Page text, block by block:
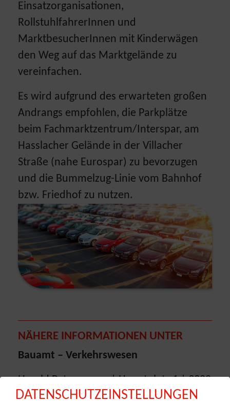
Show larger version
Einsatzorganisationen,
RollstuhlfahrerInnen und
MarktbesucherInnen mit Kinderwägen
den Weg auf das Marktgelände zu
vereinfachen.
Es wird aufgrund des erwarteten großen
Andrangs empfohlen, die Parkplätze
beim Fachmarktzentrum/Interspar, am
Hasslacher Gelände in der Villacher
Straße (nahe Eurospar) zu bevorzugen
und die Bummelzug-Linie vom Bahnhof
bzw. Friedhof zu nutzen.
NÄHERE INFORMATIONEN UNTER
Bauamt – Verkehrswesen
Harald Petersmann | Hauptplatz 1 | 9300
St. Veit/Glan
DATENSCHUTZEINSTELLUNGEN